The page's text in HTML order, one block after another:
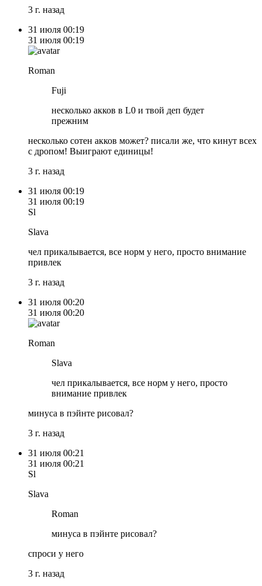
3 г. назад
31 июля 00:19
31 июля 00:19
Roman
Fuji
несколько акков в L0 и твой деп будет
прежним
несколько сотен акков может? писали же, что кинут всех
с дропом! Выиграют единицы!
3 г. назад
31 июля 00:19
31 июля 00:19
Sl
Slava
чел прикалывается, все норм у него, просто внимание
привлек
3 г. назад
31 июля 00:20
31 июля 00:20
Roman
Slava
чел прикалывается, все норм у него, просто
внимание привлек
минуса в пэйнте рисовал?
3 г. назад
31 июля 00:21
31 июля 00:21
Sl
Slava
Roman
минуса в пэйнте рисовал?
спроси у него
3 г. назад